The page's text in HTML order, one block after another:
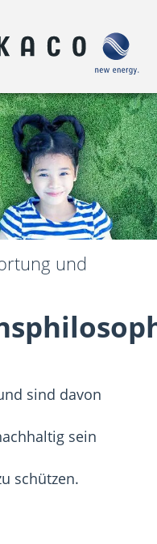
und
sind davon
sein
schützen.